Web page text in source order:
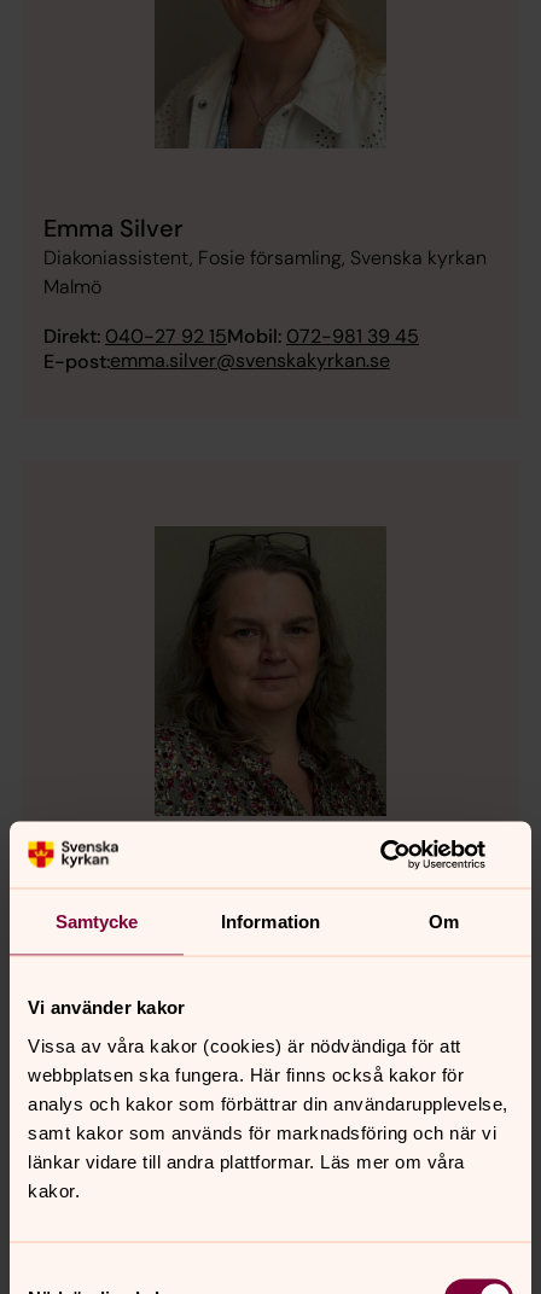
Samtycke Information Om
Vi använder kakor
Vissa av våra kakor (cookies) är nödvändiga för att
webbplatsen ska fungera. Här finns också kakor för
analys och kakor som förbättrar din användarupplevelse,
samt kakor som används för marknadsföring och när vi
länkar vidare till andra plattformar. Läs mer om våra
kakor.
Emma Silver
Diakoniassistent, Fosie församling, Svenska kyrkan
Malmö
Direkt: 040-27 92 15Mobil: 072-981 39 45
E-post:emma.silver@svenskakyrkan.se
Annika Mattsson
Administratör, Assistent, Fosie församling, Svenska
kyrkan Malmö
Direkt:040-27 90 98